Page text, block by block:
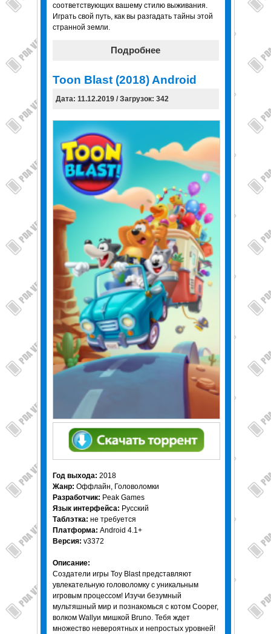
соответствующих вашему стилю выживания.
Играть свой путь, как вы разгадать тайны этой
странной земли.
Подробнее
Toon Blast (2018) Android
Дата: 11.12.2019 / Загрузок: 342
Год выхода: 2018
Жанр: Оффлайн, Головоломки
Разработчик: Peak Games
Язык интерфейса: Русский
Таблэтка: не требуется
Платформа: Android 4.1+
Версия: v3372
Описание:
Создатели игры Toy Blast представляют
увлекательную головоломку с уникальным
игровым процессом! Изучи безумный
мультяшный мир и познакомься с котом Cooper,
волком Wallyи мишкой Bruno. Тебя ждет
множество невероятных и непростых уровней!